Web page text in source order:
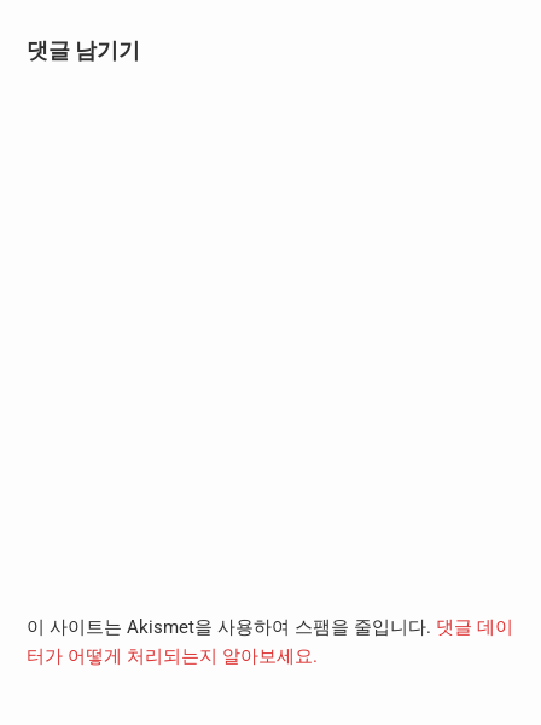
댓글 남기기
이 사이트는 Akismet을 사용하여 스팸을 줄입니다. 댓글 데이
터가 어떻게 처리되는지 알아보세요.